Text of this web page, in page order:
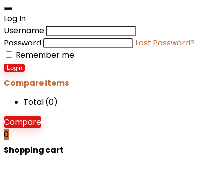
Log In
Username
Password
Lost Password?
Remember me
Login
Compare items
Total (0)
Compare
0
Shopping cart